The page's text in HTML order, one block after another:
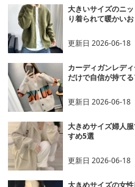
大きいサイズのニ
り着られて暖かい
更新日2026-06-18
カーディガンレデ
だけで自信が持て
更新日2026-06-18
大きめサイズ婦人
すめ5選
更新日2026-06-18
大きめサイズの女